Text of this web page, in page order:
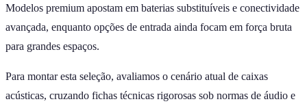
Modelos premium apostam em baterias substituíveis e conectividade
avançada, enquanto opções de entrada ainda focam em força bruta
para grandes espaços.
Para montar esta seleção, avaliamos o cenário atual de caixas
acústicas, cruzando fichas técnicas rigorosas sob normas de áudio e